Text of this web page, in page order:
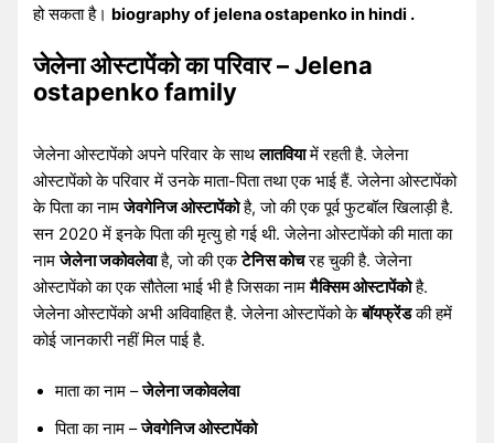
हो सकता है। biography of jelena ostapenko in hindi .
जेलेना ओस्टापेंको का परिवार – Jelena
ostapenko family
जेलेना ओस्टापेंको अपने परिवार के साथलातवियामें रहती है. जेलेना
ओस्टापेंको के परिवार में उनके माता-पिता तथा एक भाई हैं. जेलेना ओस्टापेंको
के पिता का नामजेवगेनिज ओस्टापेंकोहै, जो की एक पूर्व फुटबॉल खिलाड़ी है.
सन 2020 में इनके पिता की मृत्यु हो गई थी. जेलेना ओस्टापेंको की माता का
नामजेलेना जकोवलेवाहै, जो की एकटेनिस कोचरह चुकी है. जेलेना
ओस्टापेंको का एक सौतेला भाई भी है जिसका नाममैक्सिम ओस्टापेंकोहै.
जेलेना ओस्टापेंको अभी अविवाहित है. जेलेना ओस्टापेंको केबॉयफ्रेंडकी हमें
कोई जानकारी नहीं मिल पाई है.
माता का नाम –जेलेना जकोवलेवा
पिता का नाम –जेवगेनिज ओस्टापेंको